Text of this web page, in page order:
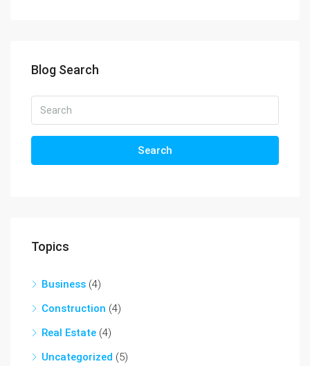
Blog Search
Search
Topics
Business (4)
Construction (4)
Real Estate (4)
Uncategorized (5)